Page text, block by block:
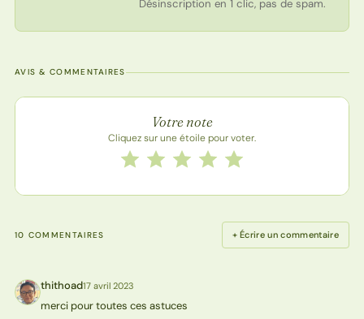
Désinscription en 1 clic, pas de spam.
AVIS & COMMENTAIRES
Note de la recette
Votre note
Cliquez sur une étoile pour voter.
Notez cette recette de 1 à 5 étoiles
5 étoiles
4 étoiles
3 étoiles
2 étoiles
1 étoile
10 COMMENTAIRES + Écrire un commentaire
T thithoad17 avril 2023
merci pour toutes ces astuces